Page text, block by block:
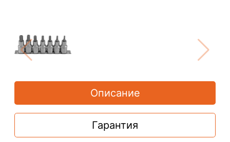
Описание
Гарантия